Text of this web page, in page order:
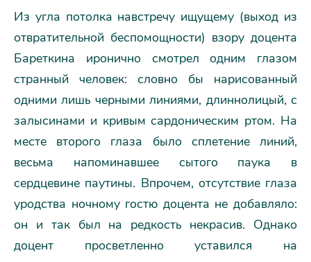
Из угла потолка навстречу ищущему (выход из
отвратительной беспомощности) взору доцента
Бареткина иронично смотрел одним глазом
странный человек: словно бы нарисованный
одними лишь черными линиями, длиннолицый, с
залысинами и кривым сардоническим ртом. На
месте второго глаза было сплетение линий,
весьма напоминавшее сытого паука в
сердцевине паутины. Впрочем, отсутствие глаза
уродства ночному гостю доцента не добавляло:
он и так был на редкость некрасив. Однако
доцент просветленно уставился на